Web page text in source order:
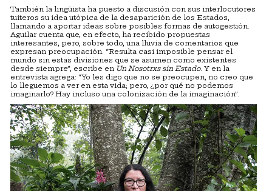
También la lingüista ha puesto a discusión con sus interlocutores
tuiteros su idea utópica de la desaparición de los Estados,
llamando a aportar ideas sobre posibles formas de autogestión.
Aguilar cuenta que, en efecto, ha recibido propuestas
interesantes, pero, sobre todo, una lluvia de comentarios que
expresan preocupación. “Resulta casi imposible pensar el
mundo sin estas divisiones que se asumen como existentes
desde siempre”, escribe en Un Nosotrxs sin Estado. Y en la
entrevista agrega: “Yo les digo que no se preocupen, no creo que
lo lleguemos a ver en esta vida; pero, ¿por qué no podemos
imaginarlo? Hay incluso una colonización de la imaginación”.